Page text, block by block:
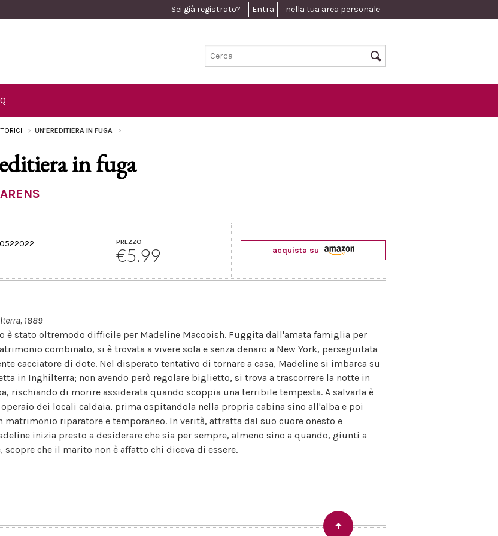
Sei già registrato? Entra nella tua area personale
UN'EREDITIERA IN FUGA
in fuga
PREZZO
€5.99 acquista su
1889
è stato oltremodo difficile per Madeline Macooish. Fuggita dall'amata famiglia per
combinato, si è trovata a vivere sola e senza denaro a New York, perseguitata
cacciatore di dote. Nel disperato tentativo di tornare a casa, Madeline si imbarca su
in Inghilterra; non avendo però regolare biglietto, si trova a trascorrere la notte in
rischiando di morire assiderata quando scoppia una terribile tempesta. A salvarla è
operaio dei locali caldaia, prima ospitandola nella propria cabina sino all'alba e poi
matrimonio riparatore e temporaneo. In verità, attratta dal suo cuore onesto e
inizia presto a desiderare che sia per sempre, almeno sino a quando, giunti a
scopre che il marito non è affatto chi diceva di essere.